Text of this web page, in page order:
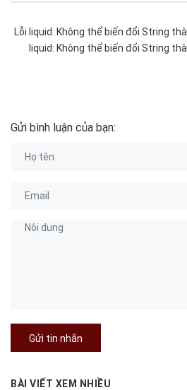
Lỗi liquid: Không thể biến đổi String
liquid: Không thể biến đổi String
Gửi bình luận của bạn:
Gửi tin nhắn
BÀI VIẾT XEM NHIỀU